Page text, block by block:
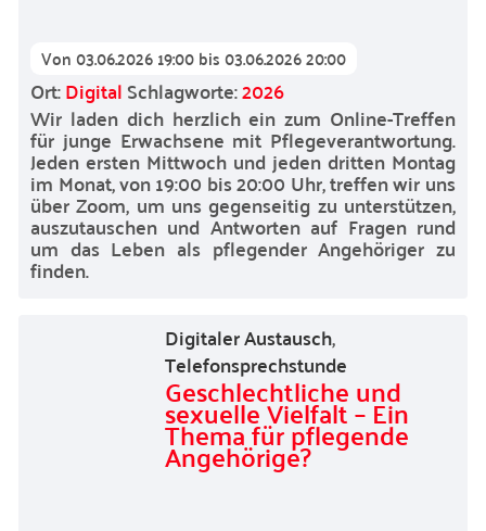
Von03.06.2026 19:00bis03.06.2026 20:00
Ort:DigitalSchlagworte:2026
Wir laden dich herzlich ein zum Online-Treffen
für junge Erwachsene mit Pflegeverantwortung.
Jeden ersten Mittwoch und jeden dritten Montag
im Monat, von 19:00 bis 20:00 Uhr, treffen wir uns
über Zoom, um uns gegenseitig zu unterstützen,
auszutauschen und Antworten auf Fragen rund
um das Leben als pflegender Angehöriger zu
finden.
Digitaler Austausch,
Telefonsprechstunde
Geschlechtliche und
sexuelle Vielfalt – Ein
Thema für pflegende
Angehörige?